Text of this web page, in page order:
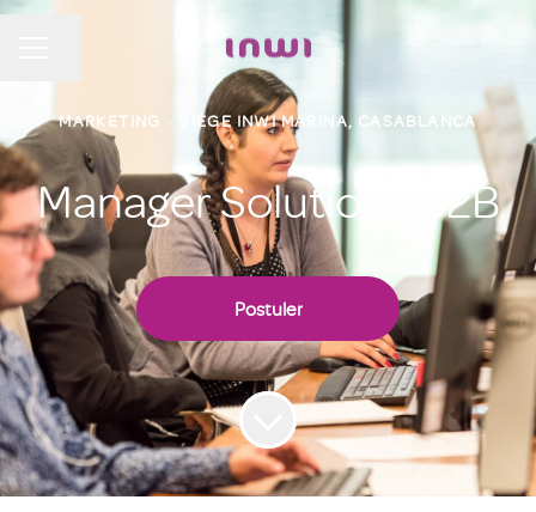
MARKETING · SIÈGE INWI MARINA, CASABLANCA
Manager Solutions B2B
Postuler